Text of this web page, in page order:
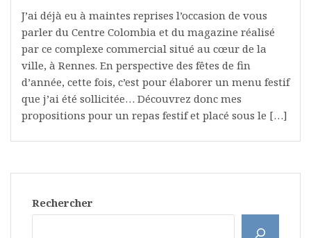
J’ai déjà eu à maintes reprises l’occasion de vous
parler du Centre Colombia et du magazine réalisé
par ce complexe commercial situé au cœur de la
ville, à Rennes. En perspective des fêtes de fin
d’année, cette fois, c’est pour élaborer un menu festif
que j’ai été sollicitée… Découvrez donc mes
propositions pour un repas festif et placé sous le […]
Rechercher